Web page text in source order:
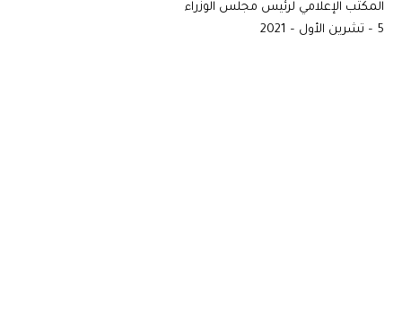
المكتب الإعلامي لرئيس مجلس الوزراء
5 – تشرين الأول – 2021